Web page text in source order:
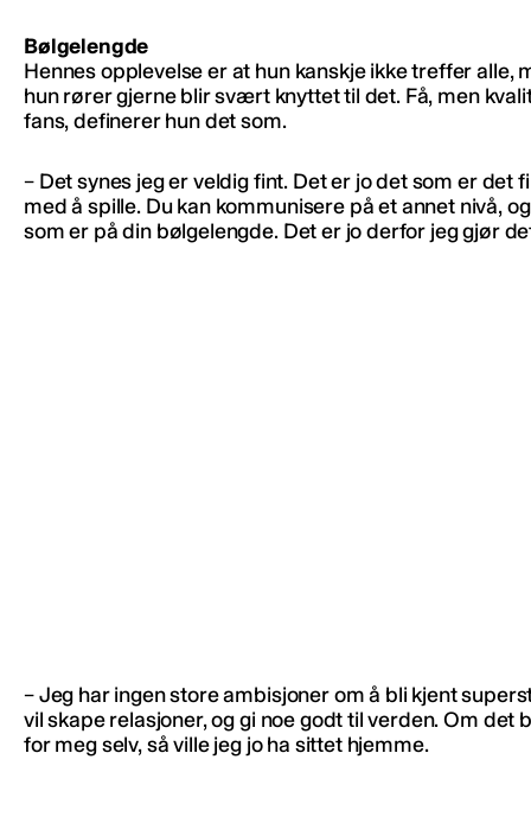
Bølgelengde
Hennes opplevelse er at hun kanskje ikke treffer alle,
hun rører gjerne blir svært knyttet til det. Få, men
fans, definerer hun det som.
– Det synes jeg er veldig fint. Det er jo det som er det
med å spille. Du kan kommunisere på et annet nivå,
som er på din bølgelengde. Det er jo derfor jeg gjør
– Jeg har ingen store ambisjoner om å bli kjent
vil skape relasjoner, og gi noe godt til verden. Om det
for meg selv, så ville jeg jo ha sittet hjemme.